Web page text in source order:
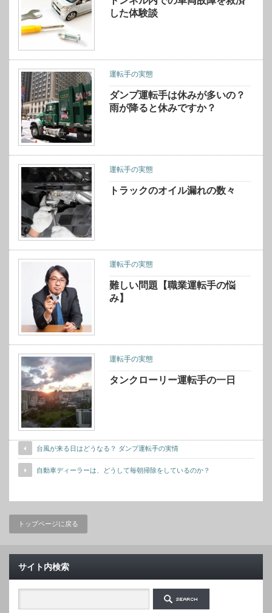
した体験談
運転手の実態
ダンプ運転手は休みが多いの？
雨が降ると休みですか？
運転手の実態
トラックのオイル漏れの数々
運転手の実態
難しい問題【職業運転手の悩
み】
運転手の実態
タンクローリー運転手の一日
台風が来る日はどうなる？ ダンプ運転手の実情
自動車ディーラーは、どうして毎朝掃除をしているのか？
トップページに戻る
サイト内検索